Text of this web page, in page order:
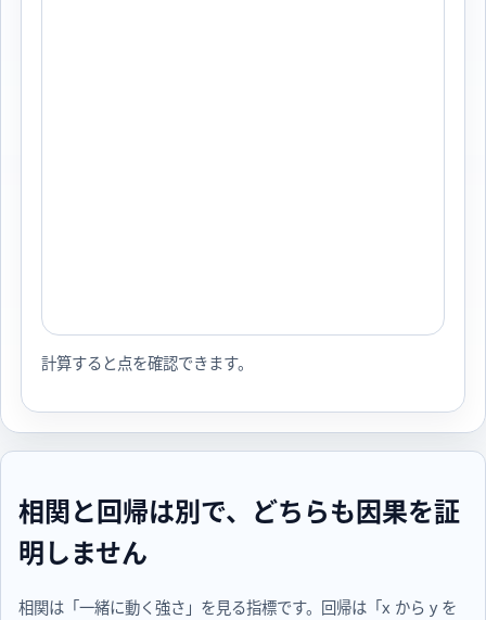
計算すると点を確認できます。
相関と回帰は別で、どちらも因果を証
明しません
相関は「一緒に動く強さ」を見る指標です。回帰は「x から y を